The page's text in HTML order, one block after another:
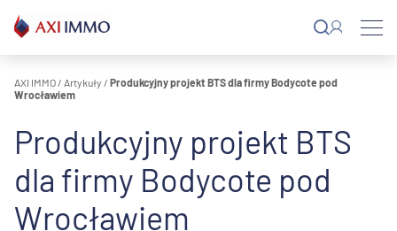
do
treści
AXI IMMO / Artykuły / Produkcyjny projekt BTS dla firmy Bodycote pod
Wrocławiem
Produkcyjny projekt BTS
dla firmy Bodycote pod
Wrocławiem